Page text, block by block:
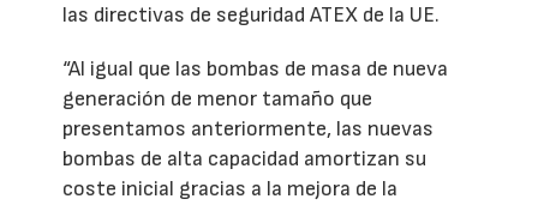
las directivas de seguridad ATEX de la UE.
“Al igual que las bombas de masa de nueva
generación de menor tamaño que
presentamos anteriormente, las nuevas
bombas de alta capacidad amortizan su
coste inicial gracias a la mejora de la